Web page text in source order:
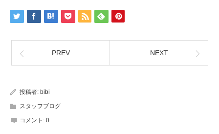
PREV NEXT
投稿者: bibi
スタッフブログ
コメント: 0